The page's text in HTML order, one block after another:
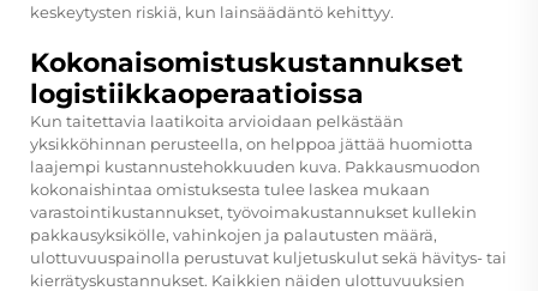
keskeytysten riskiä, kun lainsäädäntö kehittyy.
Kokonaisomistuskustannukset
logistiikkaoperaatioissa
Kun taitettavia laatikoita arvioidaan pelkästään
yksikköhinnan perusteella, on helppoa jättää huomiotta
laajempi kustannustehokkuuden kuva. Pakkausmuodon
kokonaishintaa omistuksesta tulee laskea mukaan
varastointikustannukset, työvoimakustannukset kullekin
pakkausyksikölle, vahinkojen ja palautusten määrä,
ulottuvuuspainolla perustuvat kuljetuskulut sekä hävitys- tai
kierrätyskustannukset. Kaikkien näiden ulottuvuuksien